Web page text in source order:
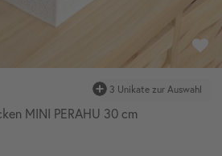
MINI PERAHU 30 cm